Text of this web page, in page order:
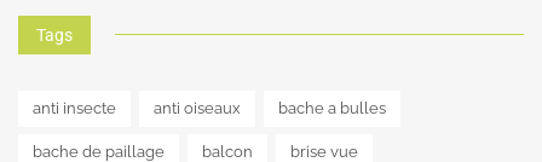
Tags
anti insecte anti oiseaux bache a bulles
bache de paillage balcon brise vue